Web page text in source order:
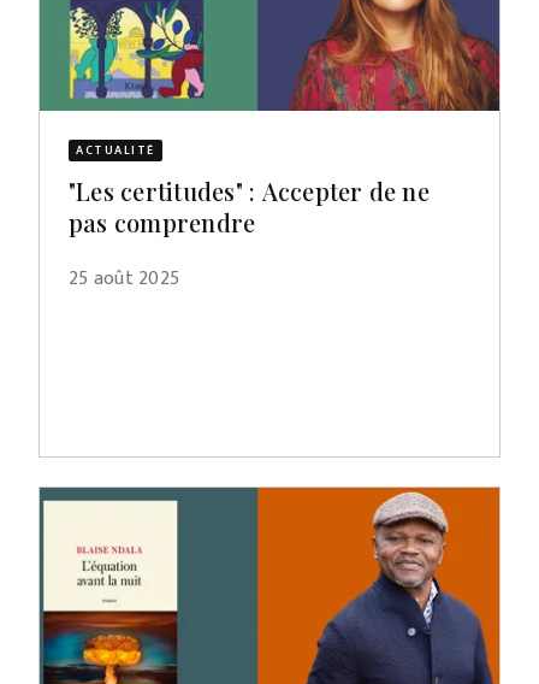
ACTUALITÉ
"Les certitudes" : Accepter de ne
pas comprendre
25 août 2025